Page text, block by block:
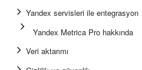
Yandex servisleri ile entegrasyon
Yandex Metrica Pro hakkında
Veri aktarımı